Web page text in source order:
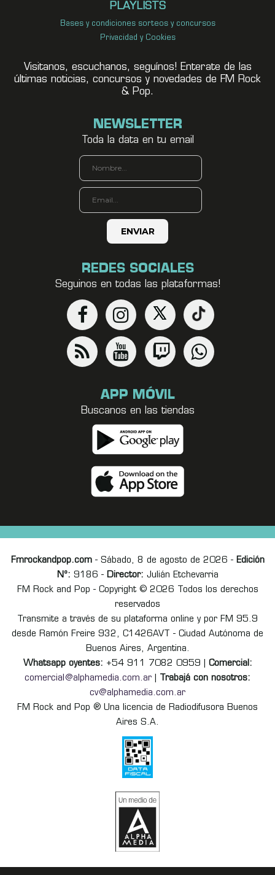
PLAYLISTS
Bases y condiciones sorteos y concursos
Privacidad y Cookies
Visitanos, escuchanos, seguínos! Enterate de las
últimas noticias, concursos y novedades de FM Rock
& Pop.
NEWSLETTER
Toda la data en tu email
REDES SOCIALES
Seguinos en todas las plataformas!
APP MÓVIL
Buscanos en las tiendas
Fmrockandpop.com- Sábado, 8 de agosto de 2026 - Edición
Nº: 9186 - Director: Julián Etchevarria
FM Rock and Pop - Copyright © 2026 Todos los derechos
reservados
Transmite a través de su plataforma online y por FM 95.9
desde Ramón Freire 932, C1426AVT - Ciudad Autónoma de
Buenos Aires, Argentina.
Whatsapp oyentes: +54 911 7082 0959 | Comercial:
comercial@alphamedia.com.ar
Trabajá con nosotros:
cv@alphamedia.com.ar
FM Rock and Pop ® Una licencia de Radiodifusora Buenos
Aires S.A.